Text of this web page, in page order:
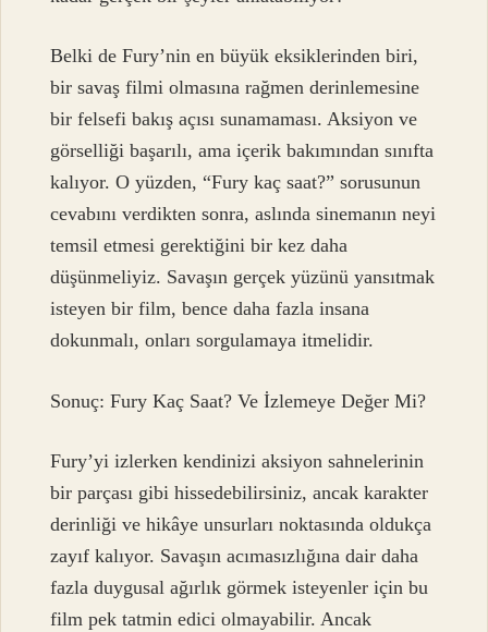
Belki de Fury’nin en büyük eksiklerinden biri,
bir savaş filmi olmasına rağmen derinlemesine
bir felsefi bakış açısı sunamaması. Aksiyon ve
görselliği başarılı, ama içerik bakımından sınıfta
kalıyor. O yüzden, “Fury kaç saat?” sorusunun
cevabını verdikten sonra, aslında sinemanın neyi
temsil etmesi gerektiğini bir kez daha
düşünmeliyiz. Savaşın gerçek yüzünü yansıtmak
isteyen bir film, bence daha fazla insana
dokunmalı, onları sorgulamaya itmelidir.
Sonuç: Fury Kaç Saat? Ve İzlemeye Değer Mi?
Fury’yi izlerken kendinizi aksiyon sahnelerinin
bir parçası gibi hissedebilirsiniz, ancak karakter
derinliği ve hikâye unsurları noktasında oldukça
zayıf kalıyor. Savaşın acımasızlığına dair daha
fazla duygusal ağırlık görmek isteyenler için bu
film pek tatmin edici olmayabilir. Ancak